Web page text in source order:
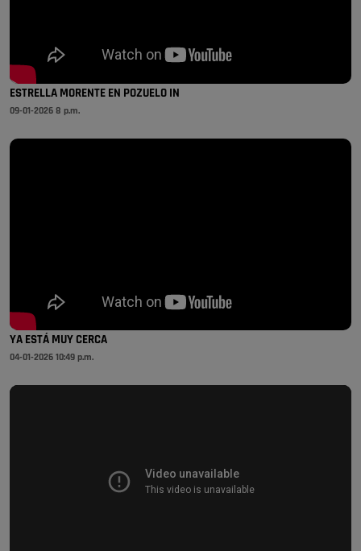
ESTRELLA MORENTE EN POZUELO IN
09-01-2026 8 p.m.
YA ESTÁ MUY CERCA
04-01-2026 10:49 p.m.